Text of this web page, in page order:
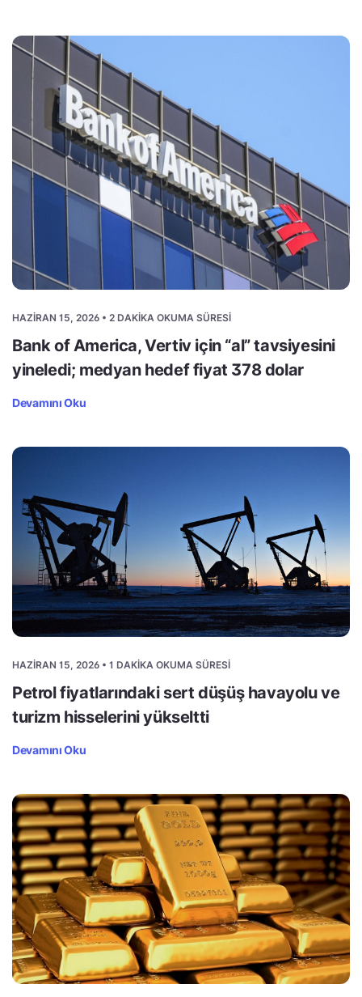
HAZIRAN 15, 2026 • 2 DAKIKA OKUMA SÜRESI
Bank of America, Vertiv için “al” tavsiyesini
yineledi; medyan hedef fiyat 378 dolar
Devamını Oku
HAZIRAN 15, 2026 • 1 DAKIKA OKUMA SÜRESI
Petrol fiyatlarındaki sert düşüş havayolu ve
turizm hisselerini yükseltti
Devamını Oku